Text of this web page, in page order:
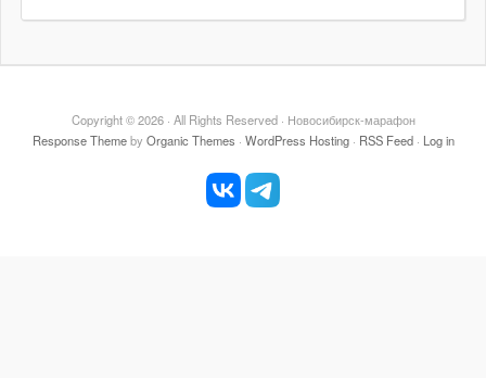
Copyright © 2026 · All Rights Reserved · Новосибирск-марафон
Response Themeby Organic Themes · WordPress Hosting· RSS Feed· Log in